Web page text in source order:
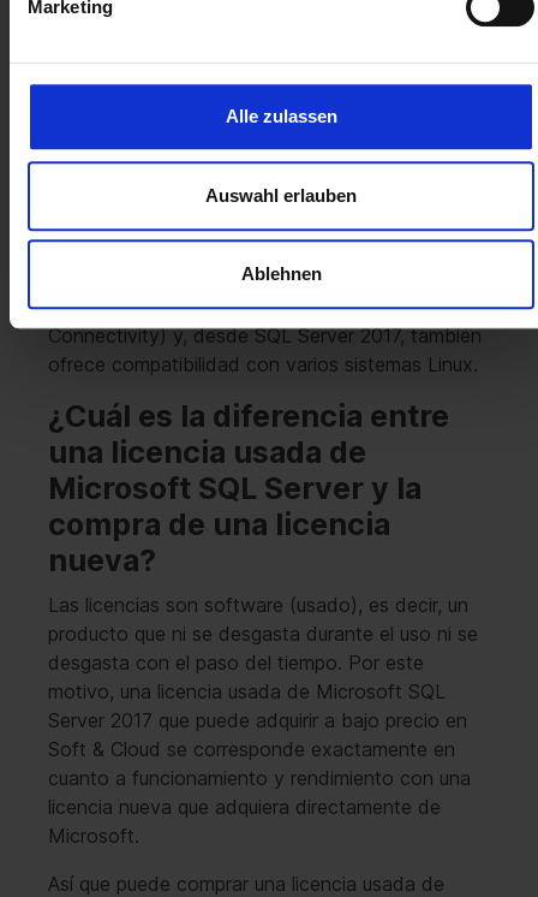
Marketing
Alle zulassen
Auswahl erlauben
Ablehnen
configurar, gestionar y desarrollar cualquier
Para las consultas a bases de datos, Microsoft
utiliza la variante de SQL Transact-SQL (T-SQL),
procedimientos almacenados y transacciones.
Microsoft SQL Server también es compatible con
la interfaz OLE DB y ODBC (Open Database
Connectivity) y, desde SQL Server 2017, también
ofrece compatibilidad con varios sistemas Linux.
¿Cuál es la diferencia entre
una licencia usada de
Microsoft SQL Server y la
compra de una licencia
nueva?
Las licencias son software (usado), es decir, un
producto que ni se desgasta durante el uso ni se
desgasta con el paso del tiempo. Por este
motivo, una licencia usada de Microsoft SQL
Server 2017 que puede adquirir a bajo precio en
Soft & Cloud se corresponde exactamente en
cuanto a funcionamiento y rendimiento con una
licencia nueva que adquiera directamente de
Microsoft.
Así que puede comprar una licencia usada de